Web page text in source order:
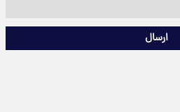
ارسال